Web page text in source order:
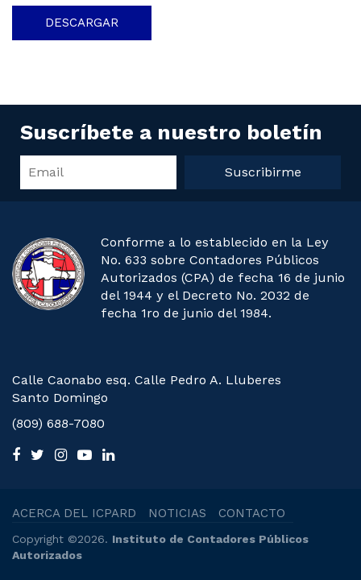
DESCARGAR
Suscríbete a nuestro boletín
Suscribirme
Conforme a lo establecido en la Ley
No. 633 sobre Contadores Públicos
Autorizados (CPA) de fecha 16 de junio
del 1944 y el Decreto No. 2032 de
fecha 1ro de junio del 1984.
Calle Caonabo esq. Calle Pedro A. Lluberes
Santo Domingo
(809) 688-7080
ACERCA DEL ICPARD NOTICIAS CONTACTO
Copyright ©2026. Instituto de Contadores Públicos
Autorizados